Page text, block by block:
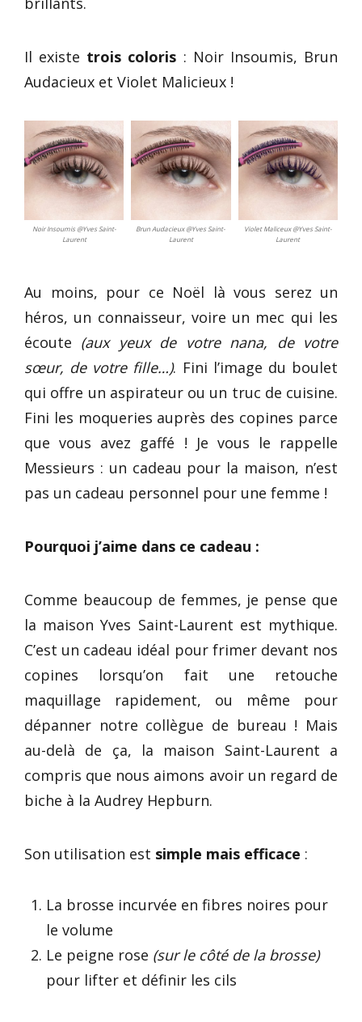
Il existe trois coloris : Noir Insoumis, Brun
Audacieux et Violet Malicieux !
Noir Insoumis @Yves Saint-
Laurent
Brun Audacieux @Yves Saint-
Laurent
Violet Maliceux @Yves Saint-
Laurent
Au moins, pour ce Noël là vous serez un
héros, un connaisseur, voire un mec qui les
écoute (aux yeux de votre nana, de votre
sœur, de votre fille…). Fini l’image du boulet
qui offre un aspirateur ou un truc de cuisine.
Fini les moqueries auprès des copines parce
que vous avez gaffé ! Je vous le rappelle
Messieurs : un cadeau pour la maison, n’est
pas un cadeau personnel pour une femme !
Pourquoi j’aime dans ce cadeau :
Comme beaucoup de femmes, je pense que
la maison Yves Saint-Laurent est mythique.
C’est un cadeau idéal pour frimer devant nos
copines lorsqu’on fait une retouche
maquillage rapidement, ou même pour
dépanner notre collègue de bureau ! Mais
au-delà de ça, la maison Saint-Laurent a
compris que nous aimons avoir un regard de
biche à la Audrey Hepburn.
Son utilisation est simple mais efficace :
La brosse incurvée en fibres noires pour
le volume
Le peigne rose (sur le côté de la brosse)
pour lifter et définir les cils